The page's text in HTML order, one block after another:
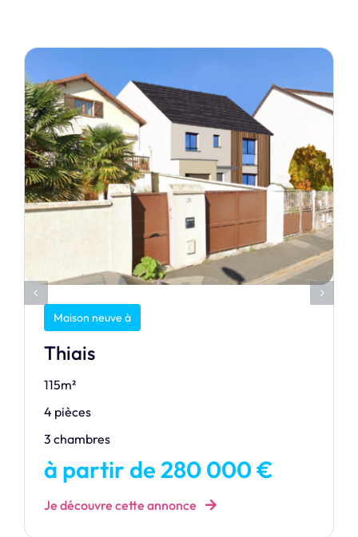
Maison neuve à
Thiais
115m²
4 pièces
3 chambres
à partir de 280 000 €
Je découvre cette annonce